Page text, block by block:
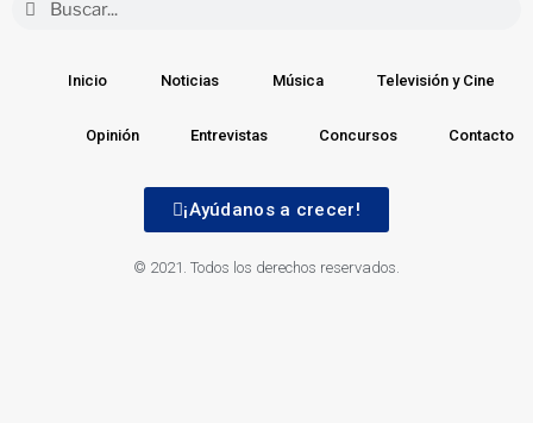
Inicio Noticias Música Televisión y Cine
Opinión Entrevistas Concursos Contacto
¡Ayúdanos a crecer!
© 2021. Todos los derechos reservados.